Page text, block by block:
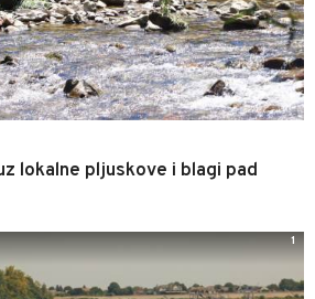
lokalne pljuskove i blagi pad
1